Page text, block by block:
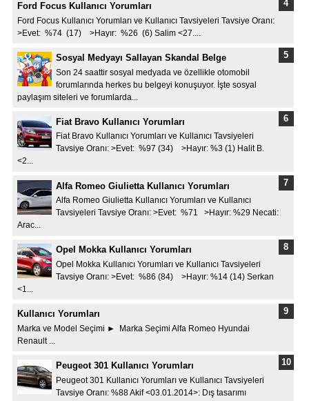
Ford Focus Kullanıcı Yorumları
Ford Focus Kullanıcı Yorumları ve Kullanıcı Tavsiyeleri Tavsiye Oranı:
>Evet: %74 (17) >Hayır: %26 (6) Salim <27....
Sosyal Medyayı Sallayan Skandal Belge
Son 24 saattir sosyal medyada ve özellikle otomobil
forumlarında herkes bu belgeyi konuşuyor. İşte sosyal
paylaşım siteleri ve forumlarda...
Fiat Bravo Kullanıcı Yorumları
Fiat Bravo Kullanıcı Yorumları ve Kullanıcı Tavsiyeleri
Tavsiye Oranı: >Evet: %97 (34) >Hayır: %3 (1) Halit B.
<2...
Alfa Romeo Giulietta Kullanıcı Yorumları
Alfa Romeo Giulietta Kullanıcı Yorumları ve Kullanıcı
Tavsiyeleri Tavsiye Oranı: >Evet: %71 >Hayır: %29 Necati:
Arac...
Opel Mokka Kullanıcı Yorumları
Opel Mokka Kullanıcı Yorumları ve Kullanıcı Tavsiyeleri
Tavsiye Oranı: >Evet: %86 (84) >Hayır: %14 (14) Serkan
<1...
Kullanıcı Yorumları
Marka ve Model Seçimi ► Marka Seçimi Alfa Romeo Hyundai
Renault ...
Peugeot 301 Kullanıcı Yorumları
Peugeot 301 Kullanıcı Yorumları ve Kullanıcı Tavsiyeleri
Tavsiye Oranı: %88 Akif <03.01.2014>: Dış tasarımı